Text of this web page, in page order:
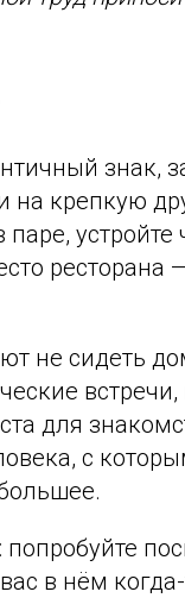
знак,
на крепкую
ресторана
не сидеть
для
с
попробуйте
в нём